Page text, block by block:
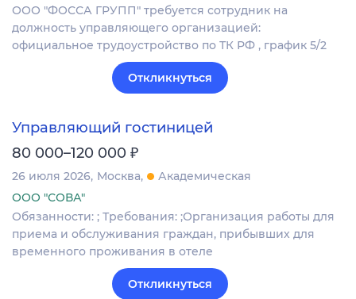
ООО "ФОССА ГРУПП" требуется сотрудник на
должность управляющего организацией:
официальное трудоустройство по ТК РФ , график 5/2
Откликнуться
Управляющий гостиницей
80 000–120 000 ₽
26 июля 2026 Москва
Академическая
ООО "СОВА"
Обязанности: ; Требования: ;Организация работы для
приема и обслуживания граждан, прибывших для
временного проживания в отеле
Откликнуться